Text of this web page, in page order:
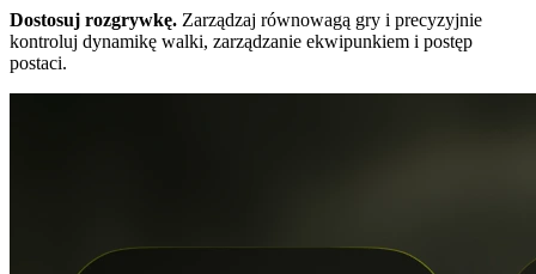
Dostosuj rozgrywkę. Zarządzaj równowagą gry i precyzyjnie
kontroluj dynamikę walki, zarządzanie ekwipunkiem i postęp
postaci.